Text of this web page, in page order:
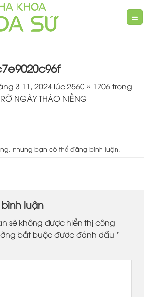
3 11, 2024 lúc2560 × 1706trong
NGÀY THÁO NIỀNG
nhưng bạn có thể đăng bình luận
luận
sẽ không được hiển thị công
bắt buộc được đánh dấu *